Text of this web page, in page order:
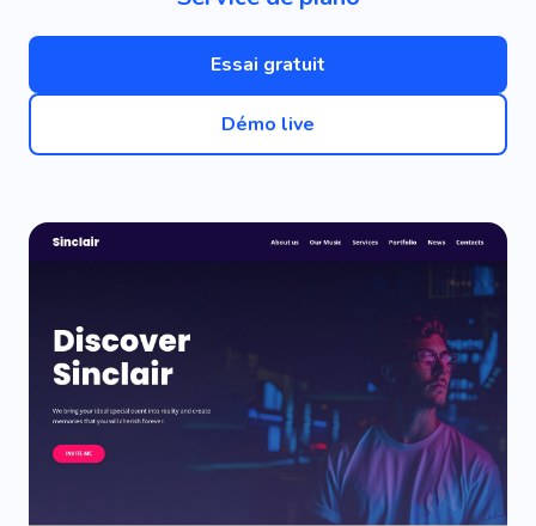
Essai gratuit
Démo live